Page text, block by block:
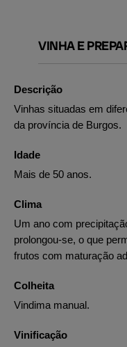
VINHA E
Descrição
Vinhas situadas em
da província de Burgos.
Idade
Mais de 50 anos.
Clima
Um ano com
prolongou-se, o que
frutos com maturação
Colheita
Vindima manual.
Vinificação